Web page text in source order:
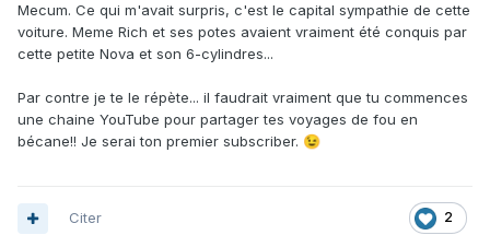
Mecum. Ce qui m'avait surpris, c'est le capital sympathie de cette
voiture. Meme Rich et ses potes avaient vraiment été conquis par
cette petite Nova et son 6-cylindres...
Par contre je te le répète... il faudrait vraiment que tu commences
une chaine YouTube pour partager tes voyages de fou en
bécane!! Je serai ton premier subscriber. 😉
2
Citer